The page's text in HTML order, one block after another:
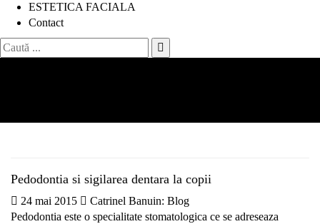
ESTETICA FACIALA
Contact
Search
for:
Pedodontia si sigilarea dentara la copii
24 mai 2015 Catrinel Banuin: Blog
Pedodontia este o specialitate stomatologica ce se adreseaza